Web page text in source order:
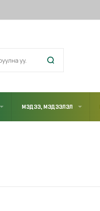
МЭДЭЭ, МЭДЭЭЛЭЛ